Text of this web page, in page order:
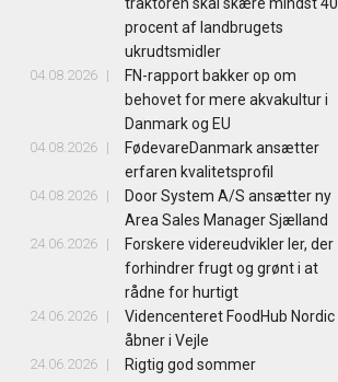
traktoren skal skære mindst 40
procent af landbrugets
ukrudtsmidler
04.08.2026
FN-rapport bakker op om
behovet for mere akvakultur i
Danmark og EU
04.08.2026
FødevareDanmark ansætter
erfaren kvalitetsprofil
04.08.2026
Door System A/S ansætter ny
Area Sales Manager Sjælland
24.06.2026
Forskere videreudvikler ler, der
forhindrer frugt og grønt i at
rådne for hurtigt
24.06.2026
Videncenteret FoodHub Nordic
åbner i Vejle
24.06.2026 Rigtig god sommer